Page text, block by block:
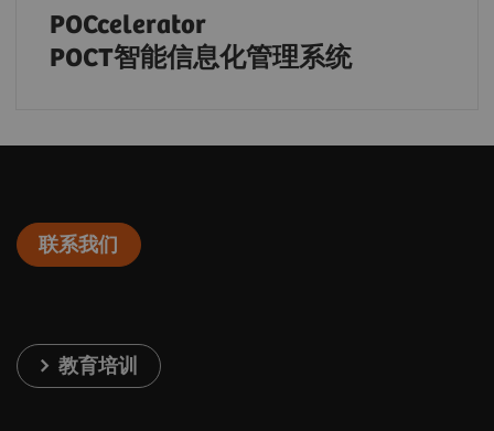
POCcelerator
POCT智能信息化管理系统
联系我们
教育培训